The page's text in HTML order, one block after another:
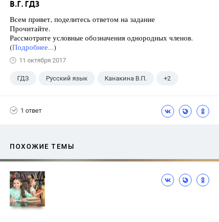
В.Г. ГДЗ
Всем привет, поделитесь ответом на задание
Прочитайте.
Рассмотрите условные обозначения однородных членов.
(Подробнее...)
11 октября 2017
ГДЗ Русский язык Канакина В.П. +2
1 ответ
ПОХОЖИЕ ТЕМЫ